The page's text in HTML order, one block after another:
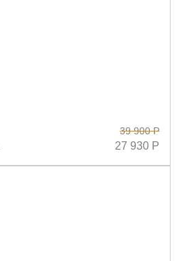
39 900 Р
27 930 Р